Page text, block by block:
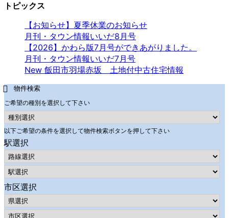
トピックス
【お知らせ】夏季休業のお知らせ
月刊・タウン情報いいだ8月号
【2026】かわら版7月号ができあがりました。
月刊・タウン情報いいだ7月号
New 飯田市羽場赤坂 土地付中古住宅情報
物件検索
ご希望の種別を選択して下さい
以下ご希望の条件を選択して物件検索ボタンを押して下さい
駅選択
市区選択